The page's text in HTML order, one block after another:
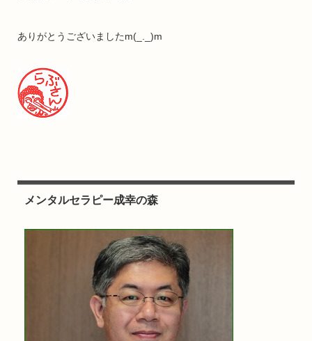
ありがとうございましたm(_._)m
メンタルセラピー成幸の森